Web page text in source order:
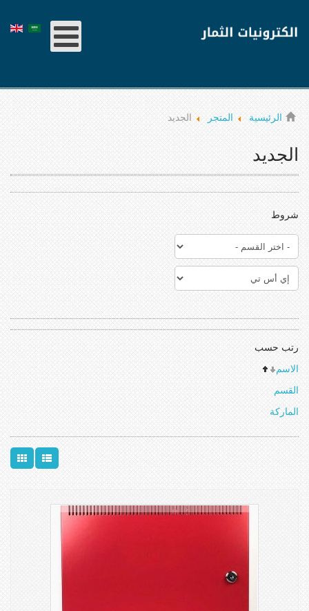
الرئيسية المتجر الجديد
الجديد
شروط
رتب حسب
الاسم
القسم
الماركة